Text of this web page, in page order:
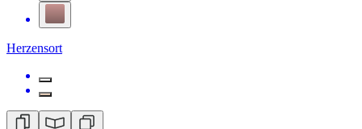
Herzensort